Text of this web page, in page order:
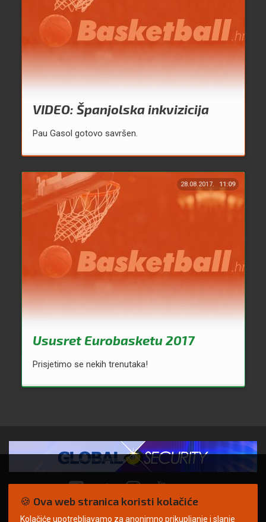
VIDEO: Španjolska inkvizicija
Pau Gasol gotovo savršen.
28.08.2017. 11:09
Ususret Eurobasketu 2017
Prisjetimo se nekih trenutaka!
🍪 Ova web stranica koristi kolačiće
Kolačiće upotrebljavamo za anonimno prikupljanje i slanje